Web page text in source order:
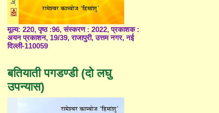
मूल्य: 220, पृष्ठ :96, संस्करण : 2022, प्रकाशक :
अयन प्रकाशन, 19/39, राजापुरी, उत्तम नगर, नई
दिल्ली-110059
बतियाती पगडण्डी (दो लघु
उपन्यास)